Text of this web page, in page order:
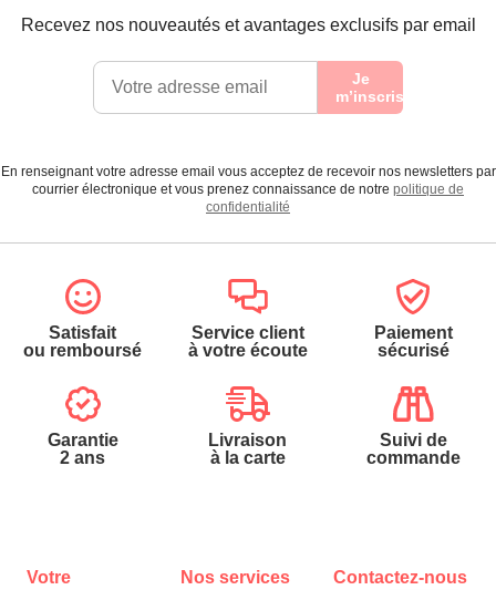
Recevez nos nouveautés et avantages exclusifs par email
Je
m’inscris
En renseignant votre adresse email vous acceptez de recevoir nos newsletters par
courrier électronique et vous prenez connaissance de notre politique de
confidentialité
Satisfait
ou remboursé
Service client
à votre écoute
Paiement
sécurisé
Garantie
2 ans
Livraison
à la carte
Suivi de
commande
Votre
Nos services Contactez-nous